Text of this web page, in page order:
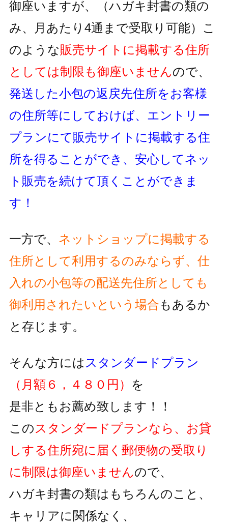
御座いますが、
（ハガキ封書の類の
み、月あたり4通まで受取り可能） こ
のような販売サイトに掲載する住所
としては制限も御座いませんので、
発送した小包の返戻先住所をお客様
の住所等にしておけば、 エントリー
プランにて販売サイトに掲載する住
所を得ることができ、 安心してネッ
ト販売を続けて頂くことができま
す！
一方で、 ネットショップに掲載する
住所として利用するのみならず、 仕
入れの小包等の配送先住所としても
御利用されたいという 場合もあるか
と存じます。
そんな方には スタンダードプラン
（月額６，４８０円） を
是非ともお薦め致します！！
この スタンダードプランなら、お貸
しする住所宛に届く郵便物の受取り
に制限は御座いませんので、
ハガキ封書の類はもちろんのこと、
キャリアに関係なく、